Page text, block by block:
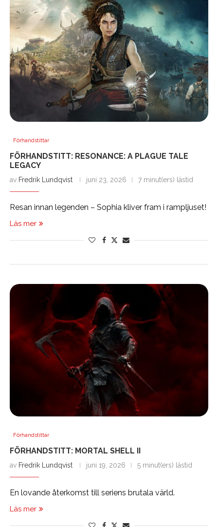
Förhandstittar
FÖRHANDSTITT: RESONANCE: A PLAGUE TALE
LEGACY
av Fredrik Lundqvist juni 23, 2026 7 minut(ers) lästid
Resan innan legenden – Sophia kliver fram i rampljuset!
Läs mer
Förhandstittar
FÖRHANDSTITT: MORTAL SHELL II
av Fredrik Lundqvist juni 19, 2026 5 minut(ers) lästid
En lovande återkomst till seriens brutala värld.
Läs mer